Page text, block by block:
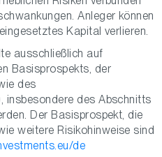
Anleger können
Kapital verlieren.
ausschließlich auf
Basisprospekts, der
des
insbesondere des Abschnitts
Der Basisprospekt, die
weitere Risikohinweise sind
de